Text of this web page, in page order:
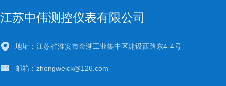
江苏中伟测控仪表有限公司
地址：江苏省淮安市金湖工业集中区建设西路东4-4号
邮箱：zhongweick@126.com